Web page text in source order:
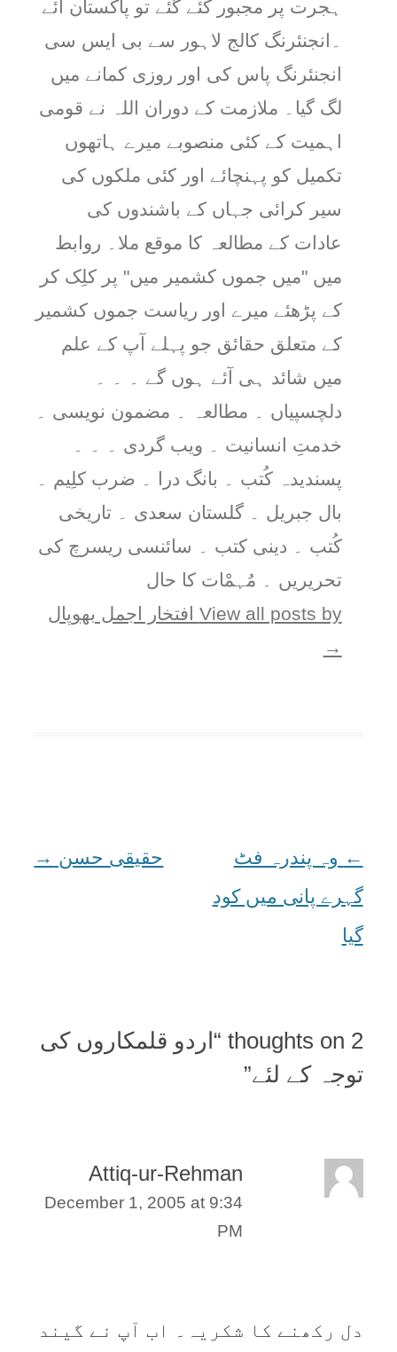
ہجرت پر مجبور کئے گئے تو پاکستان آئے
۔انجنئرنگ کالج لاہور سے بی ایس سی
انجنئرنگ پاس کی اور روزی کمانے میں
لگ گیا۔ ملازمت کے دوران اللہ نے قومی
اہمیت کے کئی منصوبے میرے ہاتھوں
تکمیل کو پہنچائے اور کئی ملکوں کی
سیر کرائی جہاں کے باشندوں کی
عادات کے مطالعہ کا موقع ملا۔ روابط
میں "میں جموں کشمیر میں" پر کلِک کر
کے پڑھئے میرے اور ریاست جموں کشمیر
کے متعلق حقائق جو پہلے آپ کے علم
میں شائد ہی آئے ہوں گے ۔ ۔ ۔
دلچسپیاں ۔ مطالعہ ۔ مضمون نویسی ۔
خدمتِ انسانیت ۔ ویب گردی ۔ ۔ ۔
پسندیدہ کُتب ۔ بانگ درا ۔ ضرب کلِیم ۔
بال جبریل ۔ گلستان سعدی ۔ تاریخی
کُتب ۔ دینی کتب ۔ سائنسی ریسرچ کی
تحریریں ۔ مُہمْات کا حال
View all posts by افتخار اجمل بھوپال
→
Post
navigation
← وہ پندرہ فٹ
گہرے پانی میں کود
گیا
حقیقی حسن →
2 thoughts on “
اردو قلمکاروں کی
توجہ کے لئے”
Attiq-ur-Rehman
December 1, 2005 at 9:34
PM
دل رکھنے کا شکریہ۔ اب آپ نے گیند